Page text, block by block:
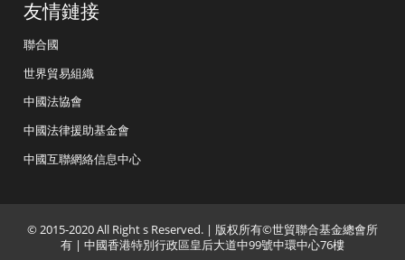
友情鏈接
聯合國
世界貿易組織
中國法協會
中國法律援助基金會
中國互聯網絡信息中心
© 2015-2020 All Right s Reserved. | 版权所有©世貿聯合基金總會所
有 | 中國香港特別行政區皇后大道中99號中環中心76樓